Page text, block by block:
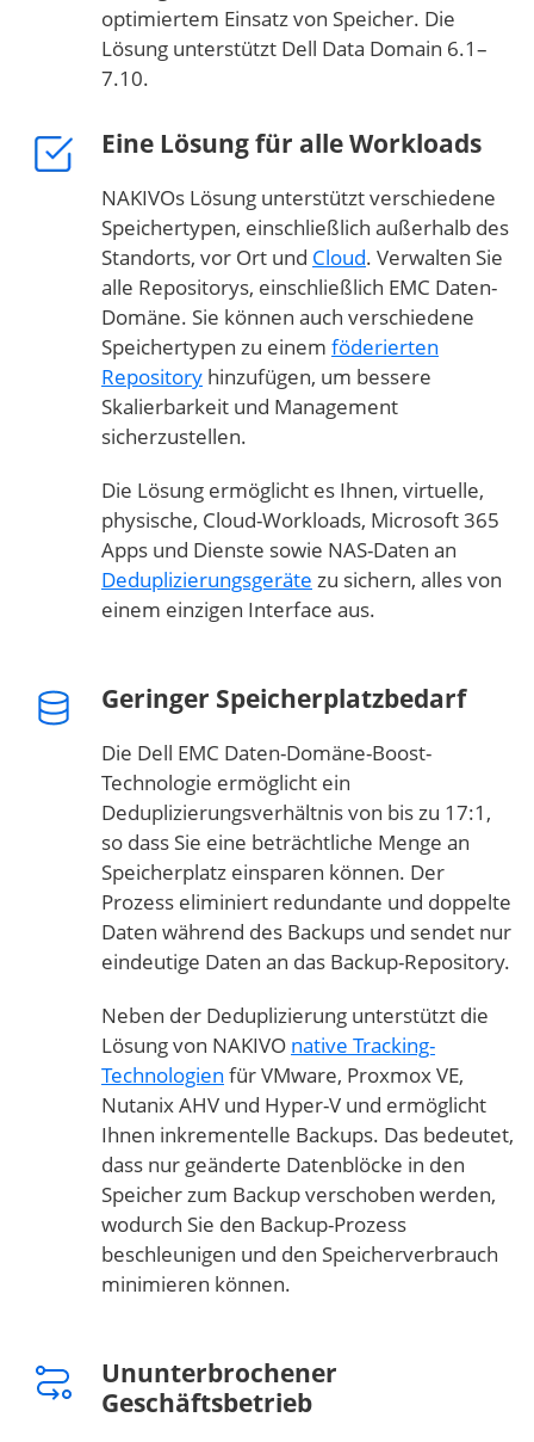
optimiertem Einsatz von Speicher. Die
Lösung unterstützt Dell Data Domain 6.1–
7.10.
Eine Lösung für alle Workloads
NAKIVOs Lösung unterstützt verschiedene
Speichertypen, einschließlich außerhalb des
Standorts, vor Ort und Cloud. Verwalten Sie
alle Repositorys, einschließlich EMC Daten-
Domäne. Sie können auch verschiedene
Speichertypen zu einem föderierten
Repository hinzufügen, um bessere
Skalierbarkeit und Management
sicherzustellen.
Die Lösung ermöglicht es Ihnen, virtuelle,
physische, Cloud-Workloads, Microsoft 365
Apps und Dienste sowie NAS-Daten an
Deduplizierungsgeräte zu sichern, alles von
einem einzigen Interface aus.
Geringer Speicherplatzbedarf
Die Dell EMC Daten-Domäne-Boost-
Technologie ermöglicht ein
Deduplizierungsverhältnis von bis zu 17:1,
so dass Sie eine beträchtliche Menge an
Speicherplatz einsparen können. Der
Prozess eliminiert redundante und doppelte
Daten während des Backups und sendet nur
eindeutige Daten an das Backup-Repository.
Neben der Deduplizierung unterstützt die
Lösung von NAKIVO native Tracking-
Technologien für VMware, Proxmox VE,
Nutanix AHV und Hyper-V und ermöglicht
Ihnen inkrementelle Backups. Das bedeutet,
dass nur geänderte Datenblöcke in den
Speicher zum Backup verschoben werden,
wodurch Sie den Backup-Prozess
beschleunigen und den Speicherverbrauch
minimieren können.
Ununterbrochener
Geschäftsbetrieb